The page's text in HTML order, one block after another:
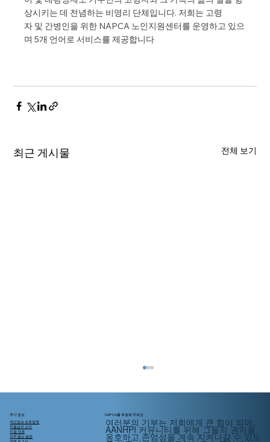
상시키는 데 전념하는 비영리 단체입니다. 저희는 고령
자 및 간병인을 위한 NAPCA 노인지원센터를 운영하고 있으
며 5개 언어로 서비스를 제공합니다
최근 게시물 전체 보기
추가 정보
개인정보 보호정책
차별금지 고지
이용 약관
자주 묻는 질문
연례 보고서
NAPCA를 후원해 주세요
여러분의 기부는 저희에게 큰 힘이 되며,
AANHPI 커뮤니티를 위해그들의 권익을
옹호하고 존엄성을 계속 지켜나갈 수 있도